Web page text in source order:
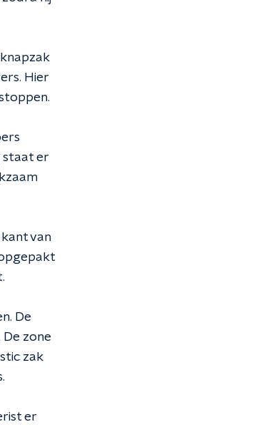
Hier
staat er
van
De
De zone
zak
er